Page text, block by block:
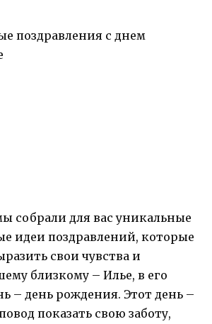
собрали для вас уникальные
идеи поздравлений, которые
свои чувства и
близкому – Илье, в его
– день рождения. Этот день –
показать свою заботу,